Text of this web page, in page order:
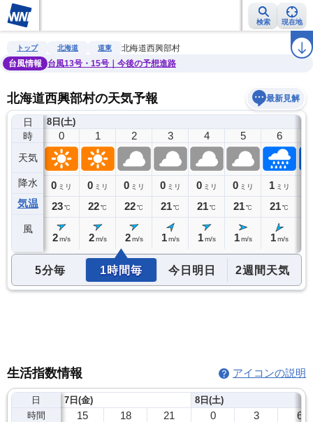
検索 現在地
雨雲レーダー 台風情報 地震情報 ラ
トップ 北海道 道東
北海道西興部村
台風情報
台風13号・15号｜今後の予想進路
北海道西興部村の天気予報 最新見解
日
時
天気
降水
気温
風
7日(金)
23
0ミリ
23℃
8日(土)
0
0 ミリ
23℃
2 m/s
1
0 ミリ
22℃
2 m/s
2
0 ミリ
22℃
2 m/s
3
0 ミリ
21℃
1 m/s
4
0 ミリ
21℃
1 m/s
5
0 ミリ
21℃
1 m/s
6
1 ミリ
21℃
1 m/s
5分毎 1時間毎 今日明日 2週間天気
生活指数情報 アイコンの説明
日
時間
7日(金)
15 18 21
8日(土)
0 3 6